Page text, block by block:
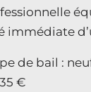
immédiate
de bail :
€